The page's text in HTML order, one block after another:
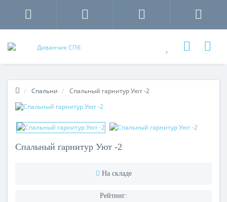
Спальни Спальный гарнитур Уют -2
Спальный гарнитур Уют -2
На складе
Рейтинг: